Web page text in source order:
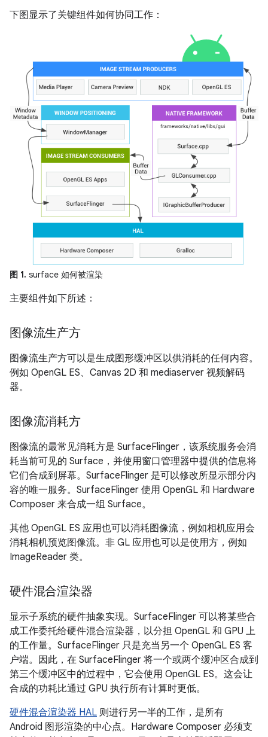
下图显示了关键组件如何协同工作：
图 1. surface 如何被渲染
主要组件如下所述：
图像流生产方
图像流生产方可以是生成图形缓冲区以供消耗的任何内容。
例如 OpenGL ES、Canvas 2D 和 mediaserver 视频解码
器。
图像流消耗方
图像流的最常见消耗方是 SurfaceFlinger，该系统服务会消
耗当前可见的 Surface，并使用窗口管理器中提供的信息将
它们合成到屏幕。SurfaceFlinger 是可以修改所显示部分内
容的唯一服务。SurfaceFlinger 使用 OpenGL 和 Hardware
Composer 来合成一组 Surface。
其他 OpenGL ES 应用也可以消耗图像流，例如相机应用会
消耗相机预览图像流。非 GL 应用也可以是使用方，例如
ImageReader 类。
硬件混合渲染器
显示子系统的硬件抽象实现。SurfaceFlinger 可以将某些合
成工作委托给硬件混合渲染器，以分担 OpenGL 和 GPU 上
的工作量。SurfaceFlinger 只是充当另一个 OpenGL ES 客
户端。因此，在 SurfaceFlinger 将一个或两个缓冲区合成到
第三个缓冲区中的过程中，它会使用 OpenGL ES。这会让
合成的功耗比通过 GPU 执行所有计算时更低。
硬件混合渲染器 HAL 则进行另一半的工作，是所有
Android 图形渲染的中心点。Hardware Composer 必须支